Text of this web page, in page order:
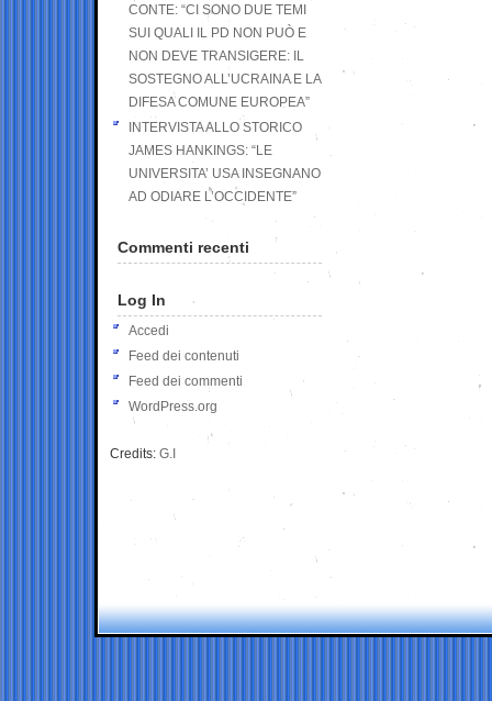
CONTE: “CI SONO DUE TEMI
SUI QUALI IL PD NON PUÒ E
NON DEVE TRANSIGERE: IL
SOSTEGNO ALL’UCRAINA E LA
DIFESA COMUNE EUROPEA”
INTERVISTA ALLO STORICO
JAMES HANKINGS: “LE
UNIVERSITA’ USA INSEGNANO
AD ODIARE L’OCCIDENTE”
Commenti recenti
Log In
Accedi
Feed dei contenuti
Feed dei commenti
WordPress.org
Credits: G.I